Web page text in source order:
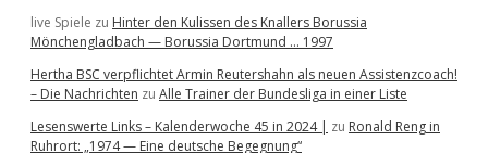
live Spiele zu Hinter den Kulissen des Knallers Borussia
Mönchengladbach — Borussia Dortmund … 1997
Hertha BSC verpflichtet Armin Reutershahn als neuen Assistenzcoach!
– Die Nachrichten zu Alle Trainer der Bundesliga in einer Liste
Lesenswerte Links – Kalenderwoche 45 in 2024 | zu Ronald Reng in
Ruhrort: „1974 — Eine deutsche Begegnung“